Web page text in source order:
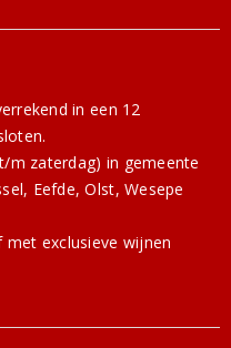
in een 12
m zaterdag) in gemeente
Eefde, Olst, Wesepe
met exclusieve wijnen